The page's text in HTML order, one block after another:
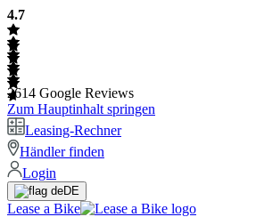
4.7
2614 Google Reviews
Zum Hauptinhalt springen
Leasing-Rechner
Händler finden
Login
DE
Lease a Bike